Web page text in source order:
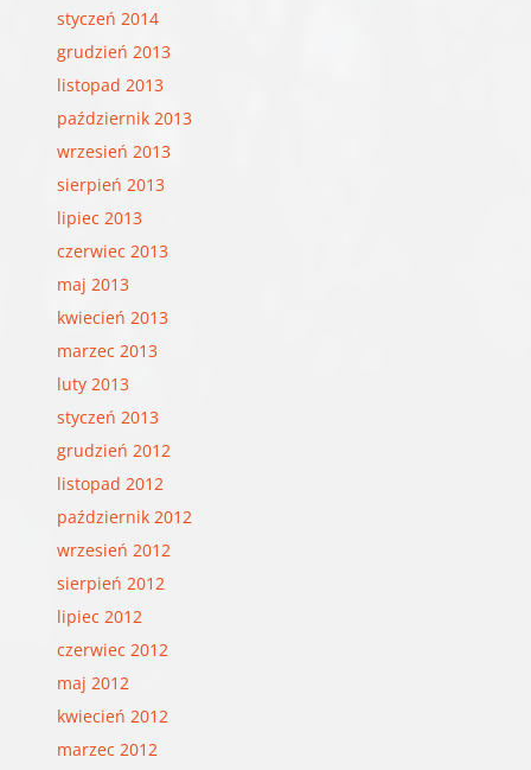
styczeń 2014
grudzień 2013
listopad 2013
październik 2013
wrzesień 2013
sierpień 2013
lipiec 2013
czerwiec 2013
maj 2013
kwiecień 2013
marzec 2013
luty 2013
styczeń 2013
grudzień 2012
listopad 2012
październik 2012
wrzesień 2012
sierpień 2012
lipiec 2012
czerwiec 2012
maj 2012
kwiecień 2012
marzec 2012